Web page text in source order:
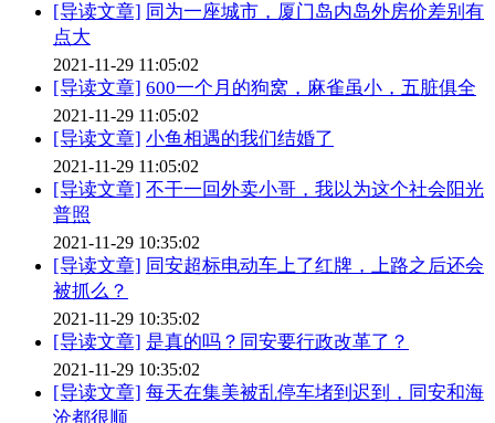
[导读文章] 同为一座城市，厦门岛内岛外房价差别有
点大
2021-11-29 11:05:02
[导读文章] 600一个月的狗窝，麻雀虽小，五脏俱全
2021-11-29 11:05:02
[导读文章] 小鱼相遇的我们结婚了
2021-11-29 11:05:02
[导读文章] 不干一回外卖小哥，我以为这个社会阳光
普照
2021-11-29 10:35:02
[导读文章] 同安超标电动车上了红牌，上路之后还会
被抓么？
2021-11-29 10:35:02
[导读文章] 是真的吗？同安要行政改革了？
2021-11-29 10:35:02
[导读文章] 每天在集美被乱停车堵到迟到，同安和海
沧都很顺